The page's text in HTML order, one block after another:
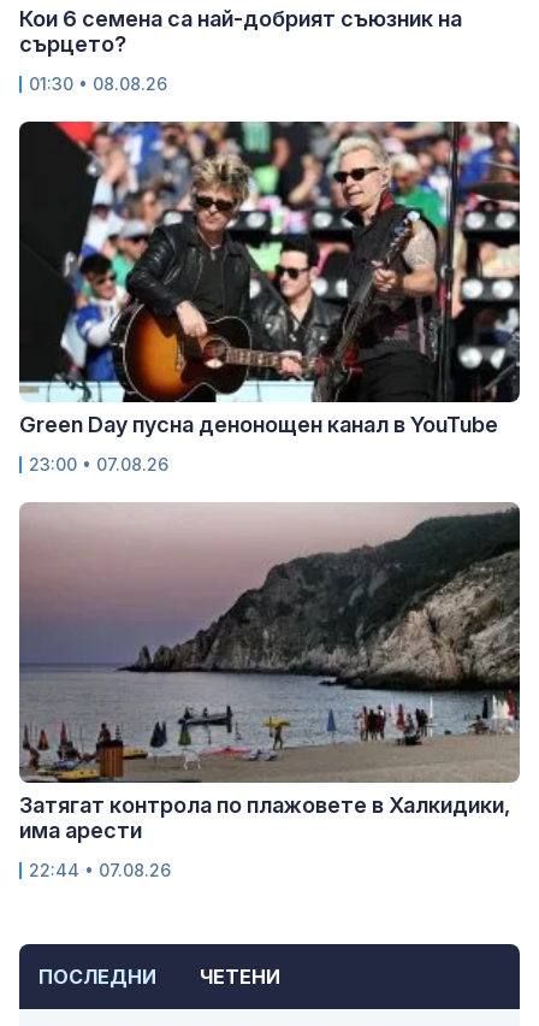
ПОСЛЕДНИ ЧЕТЕНИ
Кои 6 семена са най-добрият съюзник на
сърцето?
01:30 • 08.08.26
Green Day пусна денонощен канал в YouTube
23:00 • 07.08.26
Затягат контрола по плажовете в Халкидики,
има арести
22:44 • 07.08.26